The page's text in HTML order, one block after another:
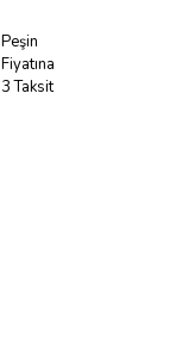
Peşin
Fiyatına
3 Taksit